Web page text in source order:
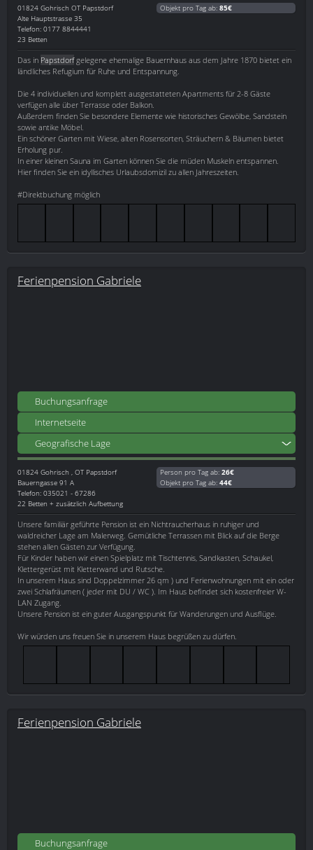
01824 Gohrisch OT Papstdorf
Alte Hauptstrasse 35
Telefon: 0177 8844441
23 Betten
Objekt pro Tag ab: 85€
Das in Papstdorfgelegene ehemalige Bauernhaus aus dem Jahre 1870 bietet ein
ländliches Refugium für Ruhe und Entspannung.
Die 4 individuellen und komplett ausgestatteten Apartments für 2-8 Gäste
verfügen alle über Terrasse oder Balkon.
Außerdem finden Sie besondere Elemente wie historisches Gewölbe, Sandstein
sowie antike Möbel.
Ein schöner Garten mit Wiese, alten Rosensorten, Sträuchern & Bäumen bietet
Erholung pur.
In einer kleinen Sauna im Garten können Sie die müden Muskeln entspannen.
Hier finden Sie ein idyllisches Urlaubsdomizil zu allen Jahreszeiten.
#Direktbuchung möglich
Ferienpension Gabriele
Buchungsanfrage
Internetseite
Geografische Lage
01824 Gohrisch , OT Papstdorf
Bauerngasse 91 A
Telefon: 035021 - 67286
22 Betten + zusätzlich Aufbettung
Person pro Tag ab: 26€
Objekt pro Tag ab: 44€
Unsere familiär geführte Pension ist ein Nichtraucherhaus in ruhiger und
waldreicher Lage am Malerweg. Gemütliche Terrassen mit Blick auf die Berge
stehen allen Gästen zur Verfügung.
Für Kinder haben wir einen Spielplatz mit Tischtennis, Sandkasten, Schaukel,
Klettergerüst mit Kletterwand und Rutsche.
In unserem Haus sind Doppelzimmer 26 qm ) und Ferienwohnungen mit ein oder
zwei Schlafräumen ( jeder mit DU / WC ). Im Haus befindet sich kostenfreier W-
LAN Zugang.
Unsere Pension ist ein guter Ausgangspunkt für Wanderungen und Ausflüge.
Wir würden uns freuen Sie in unserem Haus begrüßen zu dürfen.
Ferienpension Gabriele
Buchungsanfrage